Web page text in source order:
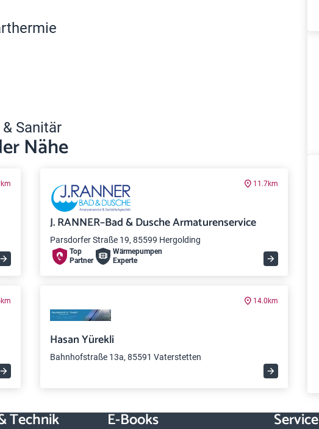
& Sanitär
Nähe
11.7km
J. RANNER–Bad & Dusche Armaturenservice
Parsdorfer Straße 19, 85599 Hergolding
Top
Partner
Wärme­pumpen
Experte
14.0km
Hasan Yürekli
Bahnhofstraße 13a, 85591 Vaterstetten
Technik E-Books Service